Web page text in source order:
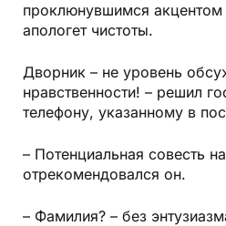
проклюнувшимся акцентом
апологет чистоты.
Дворник – не уровень
нравственности! – решил
телефону, указанному в
– Потенциальная совесть
отрекомендовался он.
– Фамилия? – без